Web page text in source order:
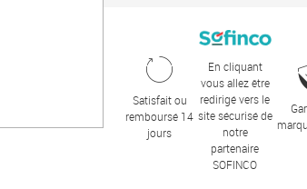
Satisfait ou
remboursé 14
jours
En cliquant
vous allez être
redirigé vers le
site sécurisé de
notre
partenaire
SOFINCO